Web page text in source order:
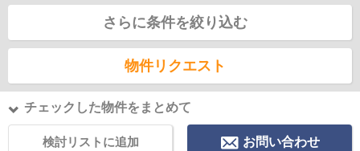
さらに条件を絞り込む
物件リクエスト
チェックした物件をまとめて
検討リストに追加 お問い合わせ